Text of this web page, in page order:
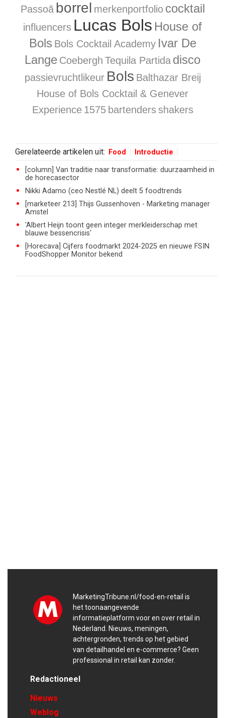
Passoã borrel merkenportfolio cocktail
influencers Lucas Bols House of
Bols Bols Cocktail Academy Ivar De
Lange Coebergh Tequila Partida disco
passievruchtlikeur Bols Balthazar Breij
House of Bols Cocktail & Genever
Experience 1575 bartenders shakers
Gerelateerde artikelen uit: Food Introductie
[column] Van traditie naar transformatie: duurzaamheid in
de horecasector
Nikki Adamo (ceo Nestlé NL) deelt 5 foodtrends
[marketeer 213] Thijs Gussenhoven - Marketing manager
Amstel
'Albert Heijn toont geen integer merkleiderschap met
blauwe bessencrisis'
[Horecava] Cijfers foodmarkt 2024-2025 en nieuwe FSIN
FoodShopper Monitor bekend
MarketingTribune.nl/food-en-retail is
het toonaangevende
informatieplatform voor en over retail in
Nederland. Nieuws, meningen,
achtergronden, trends op het gebied
van detailhandel en e-commerce? Geen
professional in retail kan zonder.
Redactioneel
Nieuws
Weblog